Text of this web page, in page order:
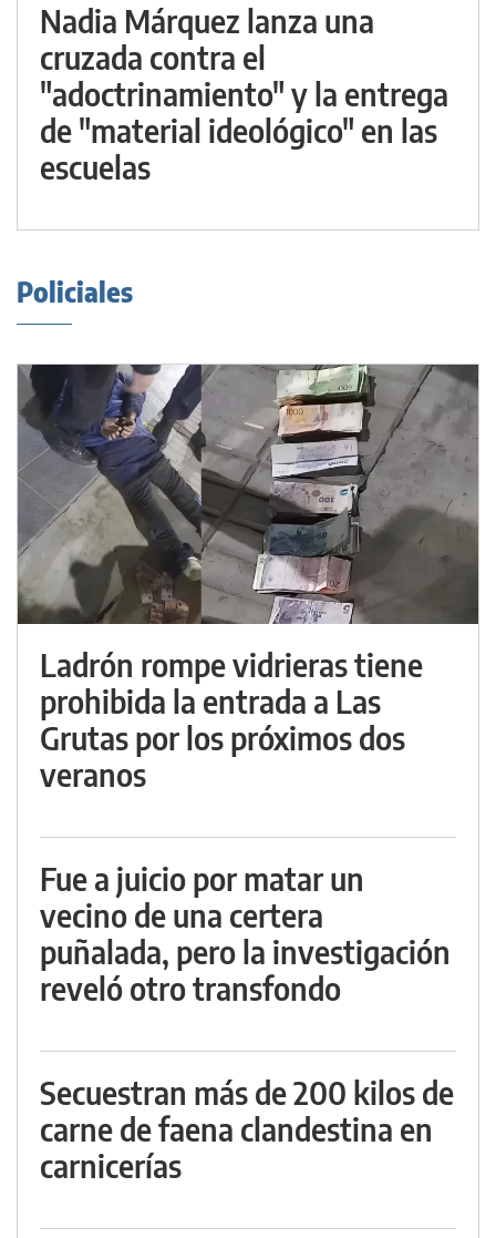
Nadia Márquez lanza una
cruzada contra el
"adoctrinamiento" y la entrega
de "material ideológico" en las
escuelas
Policiales
Ladrón rompe vidrieras tiene
prohibida la entrada a Las
Grutas por los próximos dos
veranos
Fue a juicio por matar un
vecino de una certera
puñalada, pero la investigación
reveló otro transfondo
Secuestran más de 200 kilos de
carne de faena clandestina en
carnicerías